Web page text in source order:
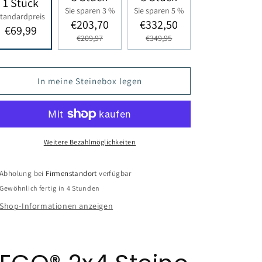
€69,99
Sie sparen 3 %
€203,70
€209,97
Sie sparen 5 %
€332,50
€349,95
In meine Steinebox legen
Weitere Bezahlmöglichkeiten
Abholung bei Firmenstandort verfügbar
Gewöhnlich fertig in 4 Stunden
Shop-Informationen anzeigen